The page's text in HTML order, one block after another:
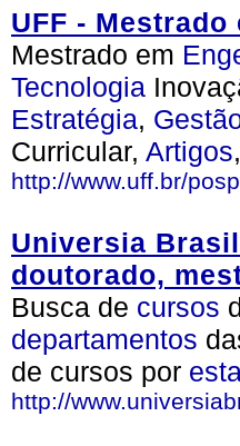
UFF -
Mestrado em
Tecnologia
Estratégia,
Curricular, Artigos,
http://www.uff.br/
Universia
doutorado,
Busca de cursos
departamentos
de cursos por
http://